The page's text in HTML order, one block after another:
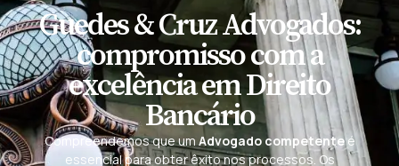
Guedes & Cruz Advogados:
compromisso com a
excelência em Direito
Bancário
Compreendemos que um Advogado competenteé
essencial para obter êxito nos processos. Os